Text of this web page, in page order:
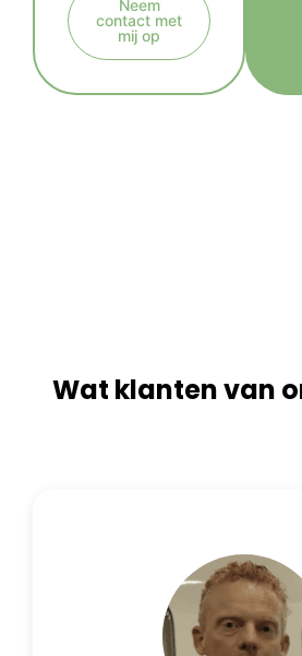
Neem
contact met
mij op
l
r
Wat klanten van